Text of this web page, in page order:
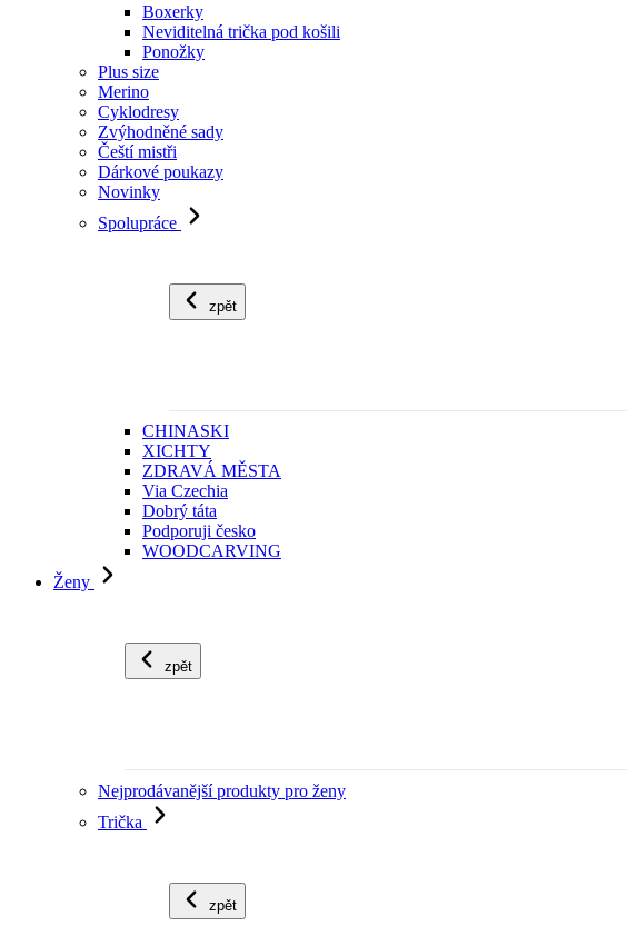
Boxerky
Neviditelná trička pod košili
Ponožky
Plus size
Merino
Cyklodresy
Zvýhodněné sady
Čeští mistři
Dárkové poukazy
Novinky
Spolupráce
zpět
CHINASKI
XICHTY
ZDRAVÁ MĚSTA
Via Czechia
Dobrý táta
Podporuji česko
WOODCARVING
Ženy
zpět
Nejprodávanější produkty pro ženy
Trička
zpět